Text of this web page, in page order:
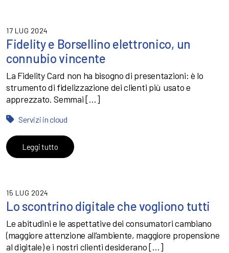
17 LUG 2024
Fidelity e Borsellino elettronico, un
connubio vincente
La Fidelity Card non ha bisogno di presentazioni: è lo
strumento di fidelizzazione dei clienti più usato e
apprezzato. Semmai […]
Leggi tutto
Servizi in cloud
15 LUG 2024
Lo scontrino digitale che vogliono tutti
Le abitudini e le aspettative dei consumatori cambiano
(maggiore attenzione all’ambiente, maggiore propensione
al digitale) e i nostri clienti desiderano […]